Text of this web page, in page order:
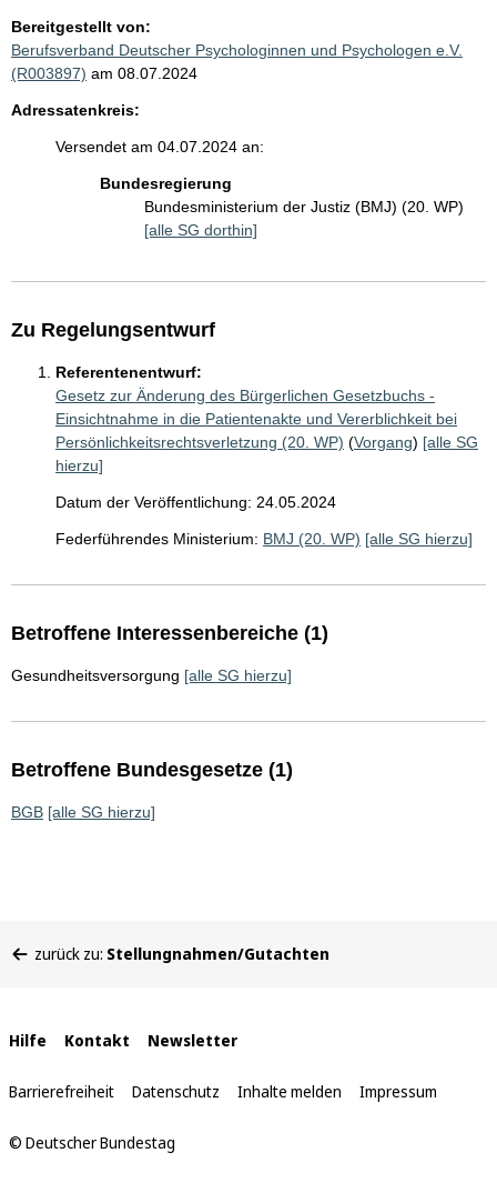
Bereitgestellt von:
Berufsverband Deutscher Psychologinnen und Psychologen e.V.
(R003897) am 08.07.2024
Adressatenkreis:
Versendet am 04.07.2024 an:
Bundesregierung
Bundesministerium der Justiz (BMJ) (20. WP)
[alle SG dorthin]
Zu Regelungsentwurf
Referentenentwurf:
Gesetz zur Änderung des Bürgerlichen Gesetzbuchs -
Einsichtnahme in die Patientenakte und Vererblichkeit bei
Persönlichkeitsrechtsverletzung (20. WP) (Vorgang) [alle SG
hierzu]
Datum der Veröffentlichung: 24.05.2024
Federführendes Ministerium: BMJ (20. WP) [alle SG hierzu]
Betroffene Interessenbereiche (1)
Gesundheitsversorgung [alle SG hierzu]
Betroffene Bundesgesetze (1)
BGB [alle SG hierzu]
befinden
zurück zu: Stellungnahmen/Gutachten
Interne
Links
Hilfe Kontakt Newsletter
Barrierefreiheit Datenschutz Inhalte melden Impressum
© Deutscher Bundestag